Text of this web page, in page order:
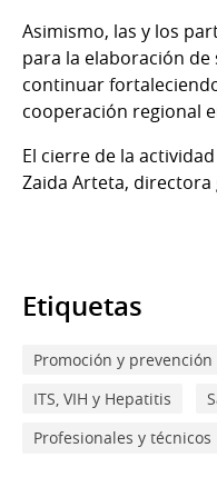
Asimismo, las y los
para la elaboración
continuar
cooperación regional
El cierre de la
Zaida Arteta, directora
Etiquetas
Promoción y prevención
ITS, VIH y Hepatitis
Profesionales y técnicos